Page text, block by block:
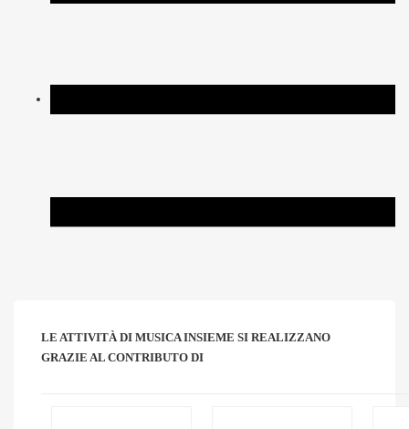
LE ATTIVITÀ DI MUSICA INSIEME SI REALIZZANO
GRAZIE AL CONTRIBUTO DI